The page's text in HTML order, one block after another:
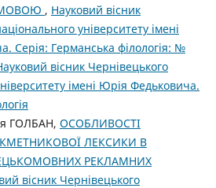
, Науковий вісник
університету імені
Серія: Германська філологія: №
вісник Чернівецького
імені Юрія Федьковича.
ГОЛБАН, ОСОБЛИВОСТІ
ЛЕКСИКИ В
РЕКЛАМНИХ
вісник Чернівецького